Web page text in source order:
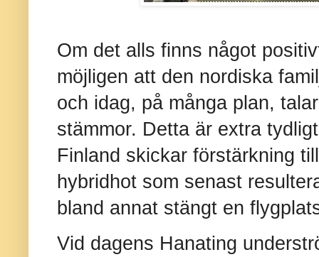
Om det alls finns något
möjligen att den nordiska
och idag, på många plan,
stämmor. Detta är extra
Finland skickar förstärkning
hybridhot som senast
bland annat stängt en
Vid dagens Hanating